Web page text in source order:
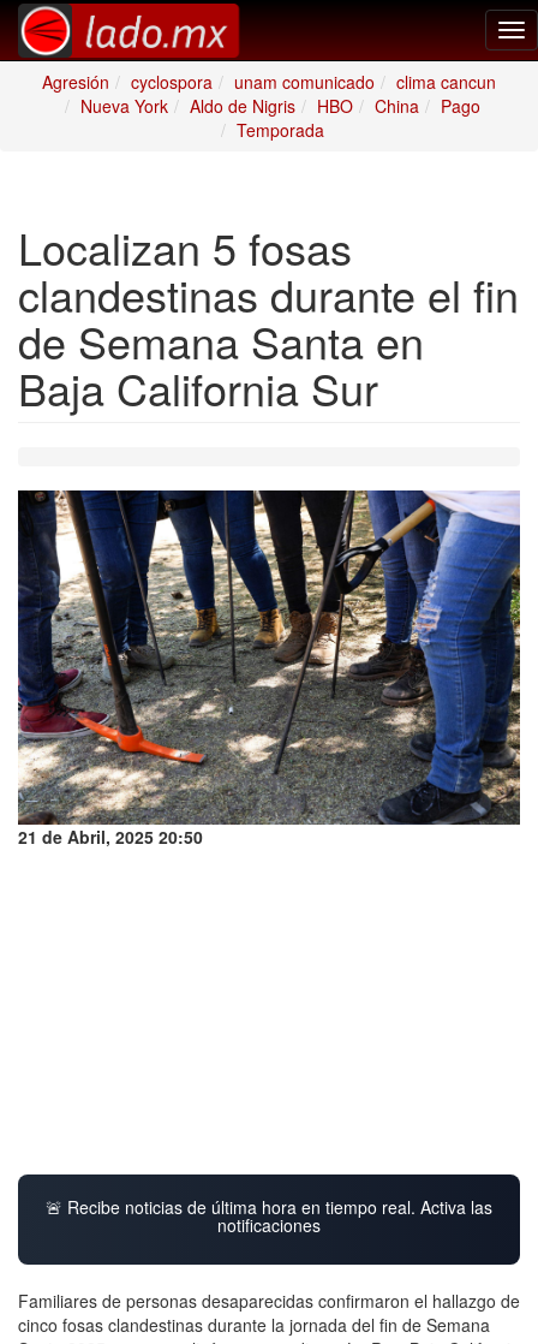
Agresión
cyclospora unam comunicado
clima cancun
Nueva York
Aldo de Nigris HBO China
Pago
Temporada
Localizan 5 fosas
clandestinas durante el fin
de Semana Santa en
Baja California Sur
21 de Abril, 2025 20:50
🚨 Recibe noticias de última hora en tiempo real. Activa las
notificaciones
Familiares de personas desaparecidas confirmaron el hallazgo de
cinco fosas clandestinas durante la jornada del fin de Semana